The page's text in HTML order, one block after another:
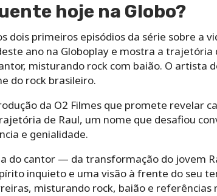
hoje na Globo?
dois primeiros episódios da série sobre a
ano na Globoplay e mostra a trajetória
misturando rock com baião. O artista
do rock brasileiro.
da O2 Filmes que promete revelar
de Raul, um nome que desafiou
e genialidade.
do cantor — da transformação do jovem
inquieto e uma visão à frente do seu
misturando rock, baião e referências